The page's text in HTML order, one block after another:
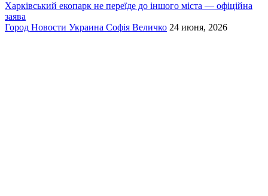
Харківський екопарк не переїде до іншого міста — офіційна
заява
Город Новости Украина Софія Величко 24 июня, 2026